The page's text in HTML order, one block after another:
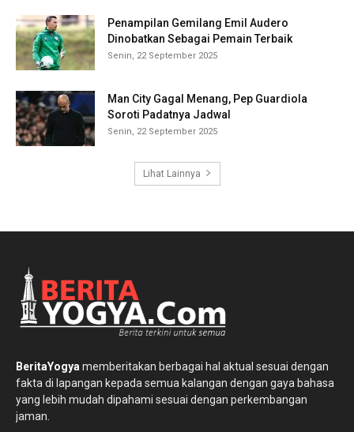
Penampilan Gemilang Emil Audero
Dinobatkan Sebagai Pemain Terbaik
Senin, 22 September 2025
Man City Gagal Menang, Pep Guardiola
Soroti Padatnya Jadwal
Senin, 22 September 2025
Lihat Lainnya
BeritaYogya memberitakan berbagai hal aktual sesuai dengan
fakta di lapangan kepada semua kalangan dengan gaya bahasa
yang lebih mudah dipahami sesuai dengan perkembangan
jaman.